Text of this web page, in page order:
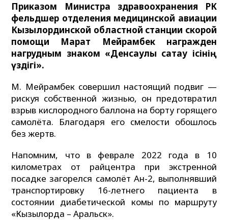
Приказом Министра здравоохранения РК
фельдшер отделения медицинской авиации
Кызылординской областной станции скорой
помощи Марат Мейрамбек награжден
нагрудным знаком «Денсаулық сақтау ісінің
үздігі».
М. Мейрамбек совершил настоящий подвиг —
рискуя собственной жизнью, он предотвратил
взрыв кислородного баллона на борту горящего
самолёта. Благодаря его смелости обошлось
без жертв.
Напомним, что в феврале 2022 года в 10
километрах от райцентра при экстренной
посадке загорелся самолёт Ан-2, выполнявший
транспортировку 16-летнего пациента в
состоянии диабетической комы по маршруту
«Кызылорда – Аральск».